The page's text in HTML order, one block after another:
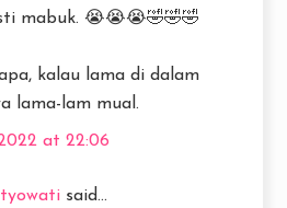
mabuk. 😭😭😭🤣🤣🤣
kalau lama di dalam
lama-lam mual.
at 22:06
said...